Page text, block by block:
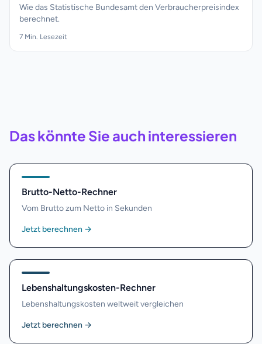
Wie das Statistische Bundesamt den Verbraucherpreisindex
berechnet.
7 Min. Lesezeit
Das könnte Sie auch interessieren
Brutto-Netto-Rechner
Vom Brutto zum Netto in Sekunden
Jetzt berechnen →
Lebenshaltungskosten-Rechner
Lebenshaltungskosten weltweit vergleichen
Jetzt berechnen →